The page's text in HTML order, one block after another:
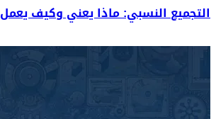
التجميع النسبي: ماذا يعني وكيف يعمل